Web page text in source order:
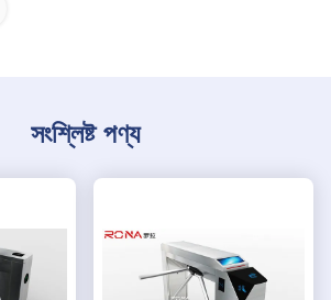
সংশ্লিষ্ট পণ্য